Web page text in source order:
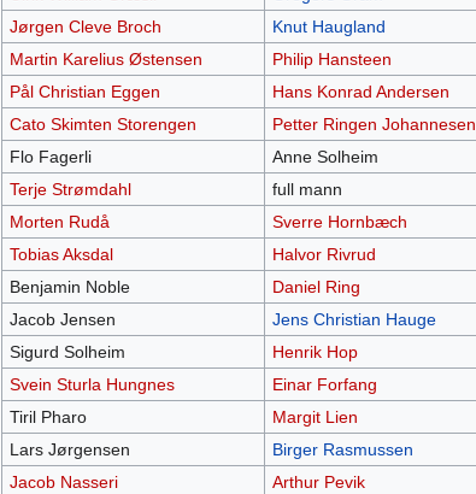
Jørgen Cleve Broch
Knut Haugland
Martin Karelius Østensen
Philip Hansteen
Pål Christian Eggen
Hans Konrad Andersen
Cato Skimten Storengen
Petter Ringen Johannesen
Flo Fagerli
Anne Solheim
Terje Strømdahl
full mann
Morten Rudå
Sverre Hornbæch
Tobias Aksdal
Halvor Rivrud
Benjamin Noble
Daniel Ring
Jacob Jensen
Jens Christian Hauge
Sigurd Solheim
Henrik Hop
Svein Sturla Hungnes
Einar Forfang
Tiril Pharo
Margit Lien
Lars Jørgensen
Birger Rasmussen
Jacob Nasseri
Arthur Pevik